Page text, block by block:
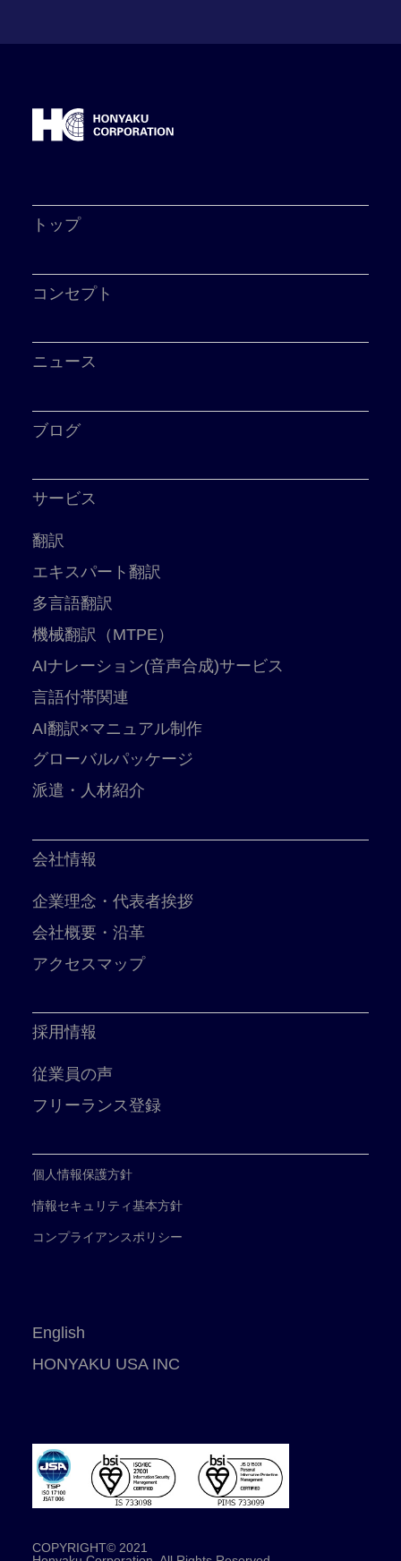
トップ
コンセプト
ニュース
ブログ
サービス
翻訳
エキスパート翻訳
多言語翻訳
機械翻訳（MTPE）
AIナレーション(音声合成)サービス
言語付帯関連
AI翻訳×マニュアル制作
グローバルパッケージ
派遣・人材紹介
会社情報
企業理念・代表者挨拶
会社概要・沿革
アクセスマップ
採用情報
従業員の声
フリーランス登録
個人情報保護方針
情報セキュリティ基本方針
コンプライアンスポリシー
English
HONYAKU USA INC
COPYRIGHT© 2021